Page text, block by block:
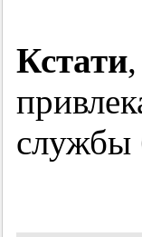
Кстати
службы